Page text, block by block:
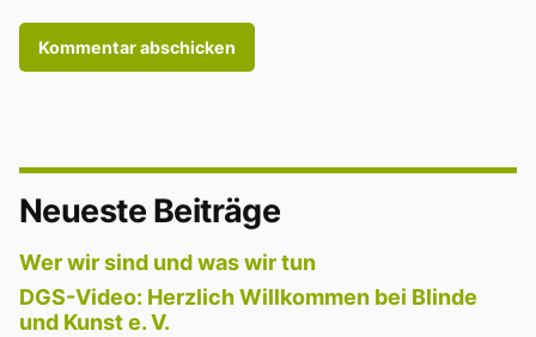
Neueste Beiträge
Wer wir sind und was wir tun
DGS-Video: Herzlich Willkommen bei Blinde
und Kunst e. V.